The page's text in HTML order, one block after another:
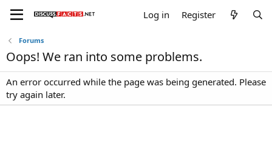
Log in Register
Forums
Oops! We ran into some problems.
An error occurred while the page was being generated. Please
try again later.